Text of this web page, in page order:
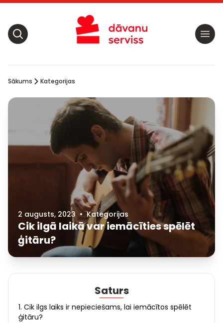
Sākums Kategorijas
2 augusts, 2023 • Kategorijas
Cik ilgā laikā var iemācīties spēlēt
ģitāru?
Saturs
1. Cik ilgs laiks ir nepieciešams, lai iemācītos spēlēt
ģitāru?